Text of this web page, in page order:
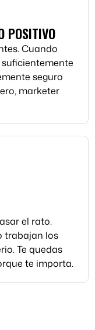
POSITIVO
Cuando
seguro
marketer
el rato.
trabajan los
Te quedas
te importa.